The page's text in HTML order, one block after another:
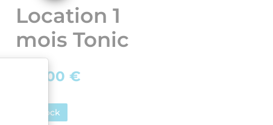
Location 1
mois Tonic
250,00 €
En stock